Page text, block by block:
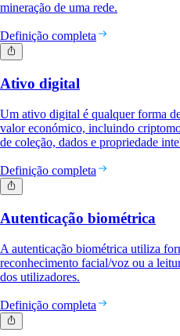
mineração de uma rede.
Definição completa
Ativo digital
Um ativo digital é qualquer forma
valor económico, incluindo
de coleção, dados e propriedade
Definição completa
Autenticação biométrica
A autenticação biométrica utiliza
reconhecimento facial/voz ou a
dos utilizadores.
Definição completa